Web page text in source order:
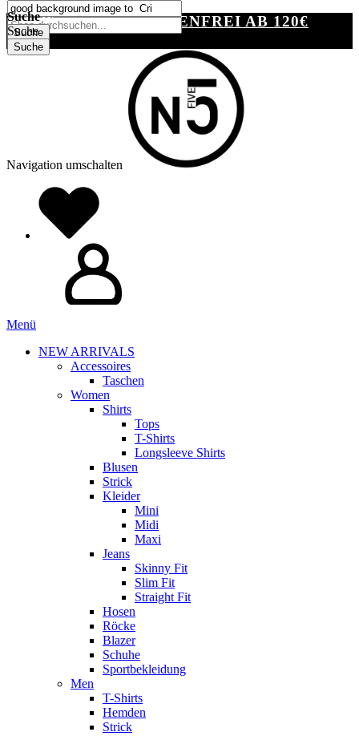
SUCHE
Suche
VERSANDKOSTENFREI AB 120€
Navigation umschalten
Menü
NEW ARRIVALS
Accessoires
Taschen
Women
Shirts
Tops
T-Shirts
Longsleeve Shirts
Blusen
Strick
Kleider
Mini
Midi
Maxi
Jeans
Skinny Fit
Slim Fit
Straight Fit
Hosen
Röcke
Blazer
Schuhe
Sportbekleidung
Men
T-Shirts
Hemden
Strick
Suche
Suche
Suche